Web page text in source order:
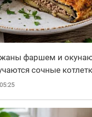
фаршем и
сочные